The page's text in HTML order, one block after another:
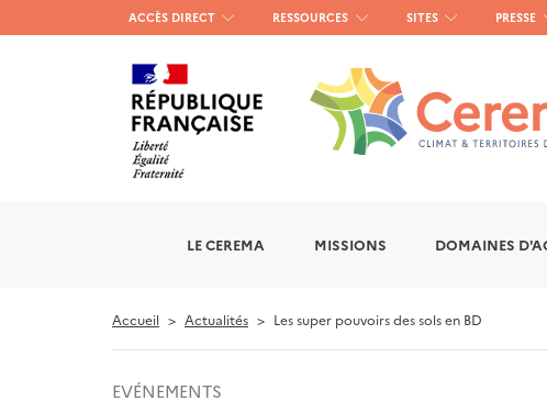
Menu
haut
gauche
ACCÈS DIRECT RESSOURCES SITES PRESSE
LE CEREMA MISSIONS DOMAINES
Accueil Actualités Les super pouvoirs des sols en BD
EVÉNEMENTS